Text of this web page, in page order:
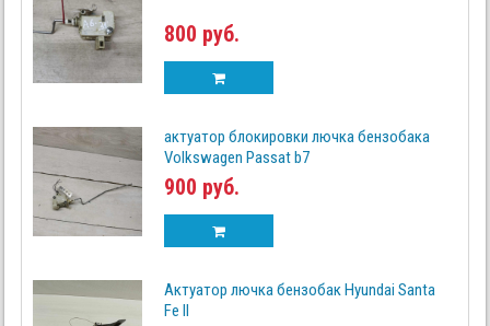
800 руб.
актуатор блокировки лючка бензобака
Volkswagen Passat b7
900 руб.
Актуатор лючка бензобак Hyundai Santa
Fe II